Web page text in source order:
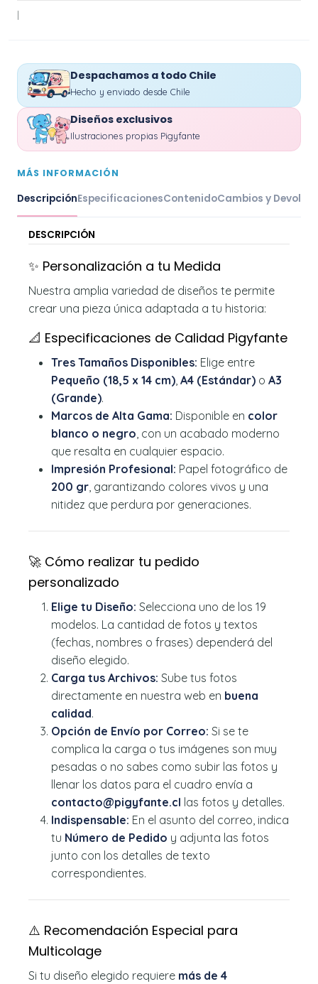
|
Despachamos a todo Chile
Hecho y enviado desde Chile
Diseños exclusivos
Ilustraciones propias Pigyfante
MÁS INFORMACIÓN
DescripciónEspecificacionesContenidoCambios y
DESCRIPCIÓN
✨ Personalización a tu Medida
Nuestra amplia variedad de diseños te permite
crear una pieza única adaptada a tu historia:
📐 Especificaciones de Calidad Pigyfante
Tres Tamaños Disponibles: Elige entre
Pequeño (18,5 x 14 cm), A4 (Estándar) o A3
(Grande).
Marcos de Alta Gama: Disponible en color
blanco o negro, con un acabado moderno
que resalta en cualquier espacio.
Impresión Profesional: Papel fotográfico de
200 gr, garantizando colores vivos y una
nitidez que perdura por generaciones.
🚀 Cómo realizar tu pedido
personalizado
Elige tu Diseño: Selecciona uno de los 19
modelos. La cantidad de fotos y textos
(fechas, nombres o frases) dependerá del
diseño elegido.
Carga tus Archivos: Sube tus fotos
directamente en nuestra web en buena
calidad.
Opción de Envío por Correo: Si se te
complica la carga o tus imágenes son muy
pesadas o no sabes como subir las fotos y
llenar los datos para el cuadro envía a
contacto@pigyfante.cl las fotos y detalles.
Indispensable: En el asunto del correo, indica
tu Número de Pedido y adjunta las fotos
junto con los detalles de texto
correspondientes.
⚠️ Recomendación Especial para
Multicolage
Si tu diseño elegido requiere más de 4